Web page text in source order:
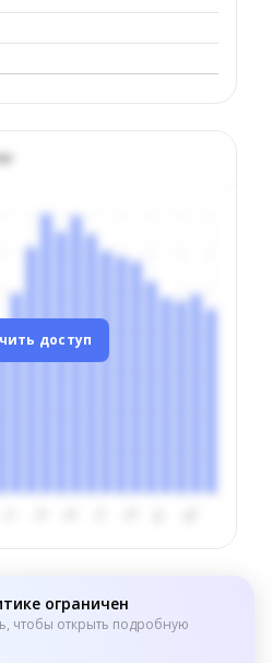
доступ
ограничен
чтобы открыть подробную